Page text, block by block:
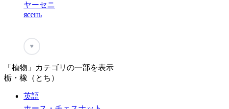
ヤーセニ
ясень
♥
「植物」カテゴリの一部を表示
栃・橡（とち）
英語